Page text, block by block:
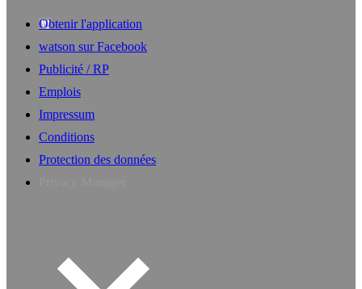
Obtenir l'application
watson sur Facebook
Publicité / RP
Emplois
Impressum
Conditions
Protection des données